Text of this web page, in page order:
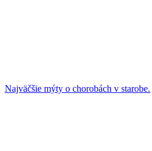
Najväčšie mýty o chorobách v starobe.